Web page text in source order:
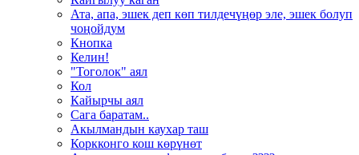
Ата, апа, эшек деп көп тилдечүңөр эле, эшек болуп
чоңойдум
Кнопка
Келин!
"Тоголок" аял
Кол
Кайырчы аял
Сага баратам..
Акылмандын каухар таш
Коркконго кош көрүнөт